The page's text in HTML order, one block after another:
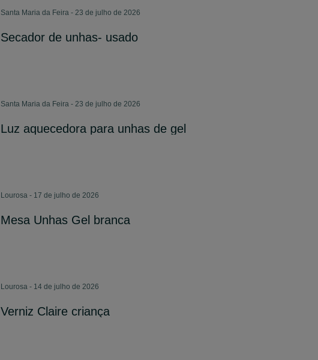
Santa Maria da Feira - 23 de julho de 2026
Secador de unhas- usado
Santa Maria da Feira - 23 de julho de 2026
Luz aquecedora para unhas de gel
Lourosa - 17 de julho de 2026
Mesa Unhas Gel branca
Lourosa - 14 de julho de 2026
Verniz Claire criança